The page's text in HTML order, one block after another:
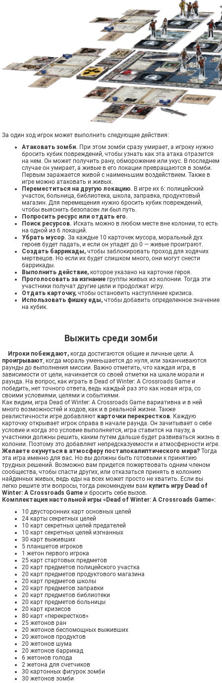
За один ход игрок может выполнить следующие действия:
Атаковать зомби. При этом зомби сразу умирает, а игроку нужно
бросить кубик повреждений, чтобы узнать как эта атака отразится
на нем. Он может получить рану, обморожение или укус. В последнем
случае он умирает, а живые в его локации превращаются в зомби.
Первым заражается живой с наименьшим воздействием. Также в
игре можно атаковать и живых.
Переместиться на другую локацию. В игре их 6: полицейский
участок, больница, библиотека, школа, заправка, продуктовый
магазин. Для перемещения нужно бросить кубик повреждений,
чтобы выяснить безопасен ли был путь.
Попросить ресурс или отдать его.
Поиск ресурсов. Искать можно в любом месте вне колонии, то есть
на одной из 6 локаций.
Убрать мусор.За каждые 10 карточек мусора, моральный дух
героев будет падать, и если он упадет до 0 — живые проиграют.
Создать баррикады, чтобы заблокировать проход для ходячих
мертвецов. Но если их будет слишком много, они могут снести
баррикады.
Выполнить действие, которое указано на карточке героя.
Проголосовать за изгнание группы живых из колонии. Тогда эти
участники получат другие цели и продолжат игру.
Отдать карточку,чтобы остановить наступление кризиса.
Использовать фишку еды, чтобы добавить определенное значение
на кубик.
Выжить среди зомби
Игроки побеждают, когда достигаются общие и личные цели. А
проигрывают, когда мораль уменьшается до нуля, или заканчиваются
раунды до выполнения миссии. Важно отметить, что каждая игра, в
зависимости от цели, начинается со своей отметки на шкале морали и
раунда. На вопрос, как играть в Dead of Winter: A Crossroads Game и
победить, нет точного ответа, ведь каждый раз это как новая игра, со
своими условиями, целями и событиями.
Как видим, игра Dead of Winter: A Crossroads Game вариативна и в ней
много возможностей и ходов, как и в реальной жизни. Также
реалистичности игре добавляют карточки перекрестков. Каждую
карточку открывает игрок справа в начале раунда. Он зачитывает о себе
условие и когда это условие выполняется, игра ставится на паузу, а
участники должны решить, каким путем дальше будет развиваться жизнь в
колонии. Поэтому это добавляет непредсказуемости и атмосферности игре.
Желаете окунуться в атмосферу постапокалиптического мира?Тогда
эта игра именно для вас. Но вы должны быть готовыми к принятию
трудных решений. Возможно вам придется пожертвовать одним членом
сообщества, чтобы спасти других, или отказаться принять в колонию
найденных живых, ведь еды на всех может просто не хватить. Если вы
легко решите эти вопросы, тогда рекомендуем вам купить игру Dead of
Winter: A Crossroads Game и бросить себе вызов.
Комплектация настольной игры «Dead of Winter: A Crossroads Game»:
10 двусторонних карт основных целей
24 карты секретных целей
10 карт секретных целей предателей
10 карт секретных целей изгнанных
30 карт выживших
5 планшетов игроков
1 жетон первого игрока
25 карт стартовых предметов
20 карт предметов полицейского участка
20 карт предметов продуктового магазина
20 карт предметов школы
20 карт предметов заправки
20 карт предметов библиотеки
20 карт предметов больницы
20 карт кризисов
80 карт «перекрестков»
25 жетонов ран
20 жетонов беспомощных выживших
20 жетонов продуктов
20 жетонов шума
20 жетонов баррикад
6 жетонов голода
2 жетона для счетчиков
30 картонных фигурок зомби
30 жетонов зомби